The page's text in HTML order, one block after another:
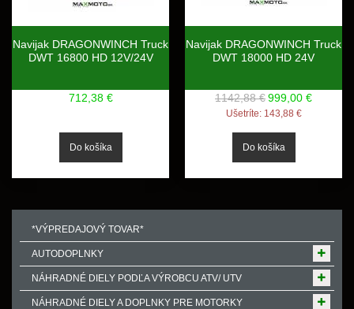
Navijak DRAGONWINCH Truck
DWT 16800 HD 12V/24V
712,38 €
Navijak DRAGONWINCH Truck
DWT 18000 HD 24V
1142,88 €999,00 €
Ušetríte: 143,88 €
*VÝPREDAJOVÝ TOVAR*
AUTODOPLNKY
NÁHRADNÉ DIELY PODĽA VÝROBCU ATV/ UTV
NÁHRADNÉ DIELY A DOPLNKY PRE MOTORKY